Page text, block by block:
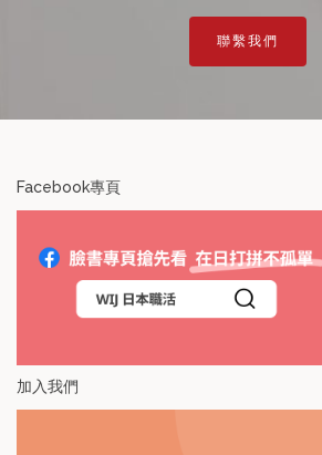
聯繫我們
Facebook專頁
加入我們